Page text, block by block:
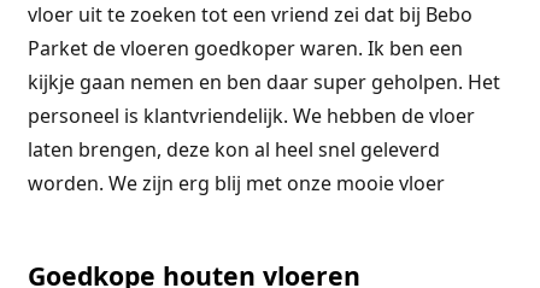
vloer uit te zoeken tot een vriend zei dat bij Bebo
Parket de vloeren goedkoper waren. Ik ben een
kijkje gaan nemen en ben daar super geholpen. Het
personeel is klantvriendelijk. We hebben de vloer
laten brengen, deze kon al heel snel geleverd
worden. We zijn erg blij met onze mooie vloer
Goedkope houten vloeren